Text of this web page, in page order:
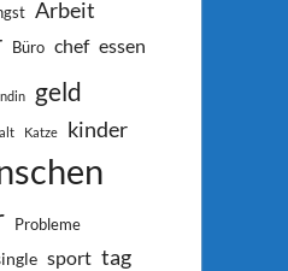
Arbeit
Büro chef essen
geld
Katze kinder
Probleme
sport tag